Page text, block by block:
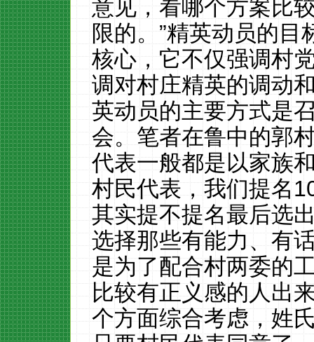
意见，看哪个方案比
限的。”精英动员的目
核心，它不仅强调村
调对村庄精英的调动
英动员的主要方式是
会。笔者在鲁中的郭
代表一般都是以家族
村民代表，我们提名
其实提不提名最后选
选择那些有能力、有
是为了配合村两委的
比较有正义感的人出
个方面综合考虑，姓